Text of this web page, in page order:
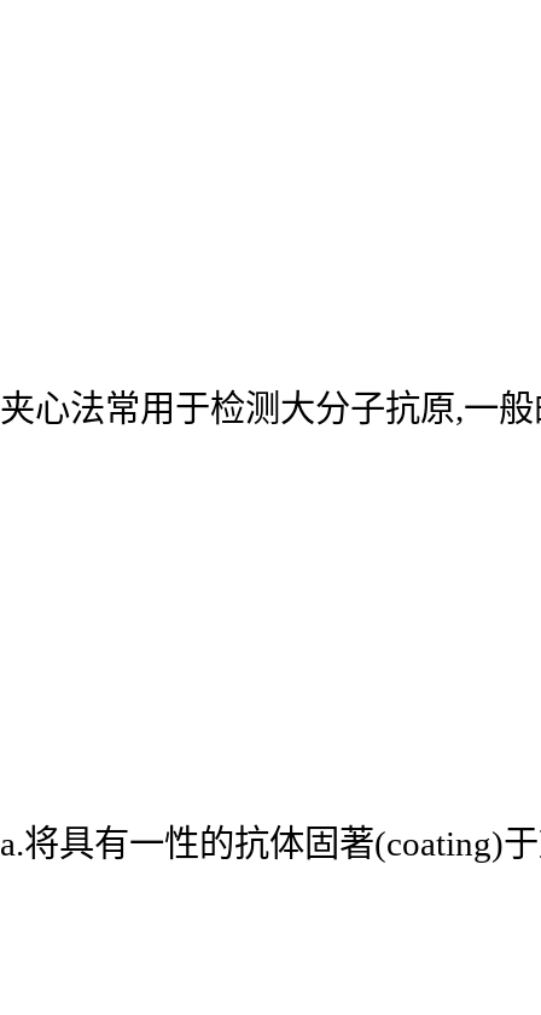
夹心法常用于检测大分子抗原,一
a.将具有一性的抗体固著(coating)